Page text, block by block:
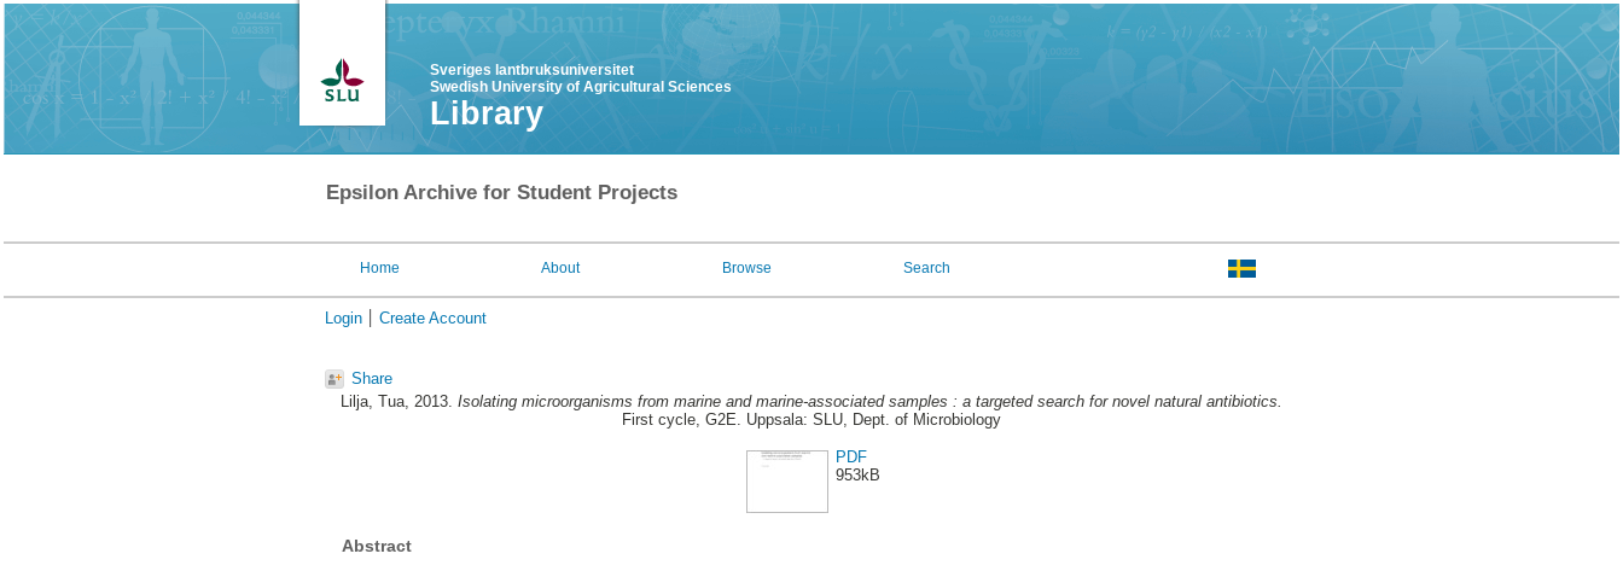
Sveriges lantbruksuniversitet
Swedish University of Agricultural Sciences
Library
Epsilon Archive for Student Projects
Home About Browse Search
Login Create Account
Share
Lilja, Tua, 2013. Isolating microorganisms from marine and marine-associated samples : a targeted search for novel natural antibiotics.
First cycle, G2E. Uppsala: SLU, Dept. of Microbiology
PDF
953kB
Abstract